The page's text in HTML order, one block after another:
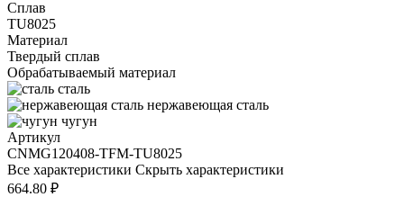
Сплав
TU8025
Материал
Твердый сплав
Обрабатываемый материал
сталь
нержавеющая сталь
чугун
Артикул
CNMG120408-TFM-TU8025
Все характеристики Скрыть характеристики
664.80 ₽